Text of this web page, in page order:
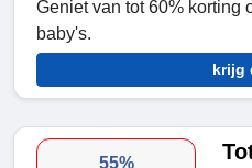
Geniet van tot 60% korting
baby's.
krijg
55%